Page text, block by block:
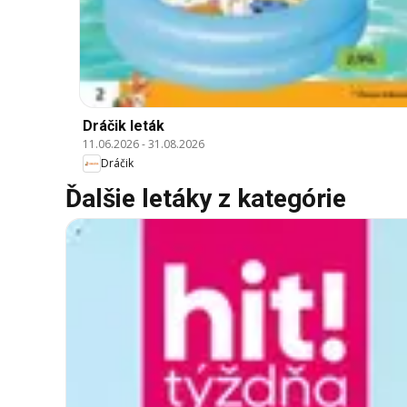
Dráčik leták
11.06.2026-31.08.2026
Dráčik
Ďalšie letáky z kategórie